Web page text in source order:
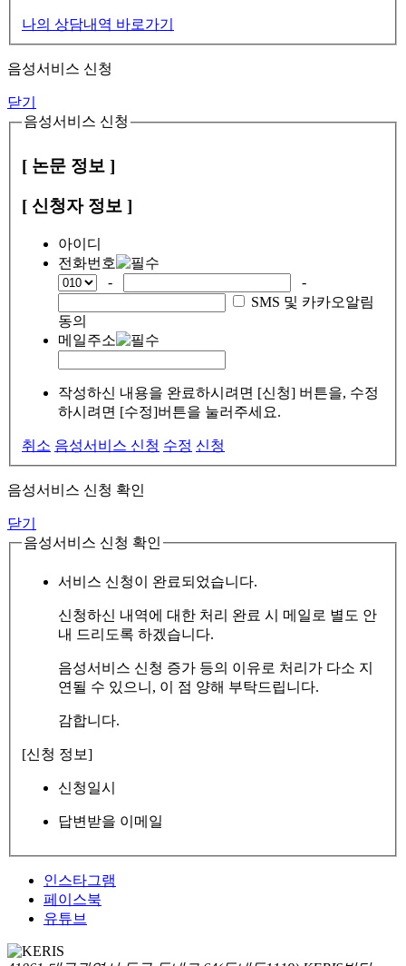
나의 상담내역 바로가기
음성서비스 신청
닫기
음성서비스 신청
[ 논문 정보 ]
[ 신청자 정보 ]
아이디
전화번호
-
-
SMS 및 카카오알림
동의
메일주소
작성하신 내용을 완료하시려면 [신청] 버튼을, 수정
하시려면 [수정]버튼을 눌러주세요.
취소 음성서비스 신청 수정 신청
음성서비스 신청 확인
닫기
음성서비스 신청 확인
서비스 신청이 완료되었습니다.
신청하신 내역에 대한 처리 완료 시 메일로 별도 안
내 드리도록 하겠습니다.
음성서비스 신청 증가 등의 이유로 처리가 다소 지
연될 수 있으니, 이 점 양해 부탁드립니다.
감합니다.
[신청 정보]
신청일시
답변받을 이메일
인스타그램
페이스북
유튜브